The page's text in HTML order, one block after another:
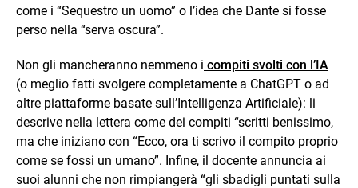
come i “Sequestro un uomo” o l’idea che Dante si fosse
perso nella “serva oscura”.
Non gli mancheranno nemmeno i compiti svolti con l’IA
(o meglio fatti svolgere completamente a ChatGPT o ad
altre piattaforme basate sull’Intelligenza Artificiale): li
descrive nella lettera come dei compiti “scritti benissimo,
ma che iniziano con “Ecco, ora ti scrivo il compito proprio
come se fossi un umano”. Infine, il docente annuncia ai
suoi alunni che non rimpiangerà “gli sbadigli puntati sulla